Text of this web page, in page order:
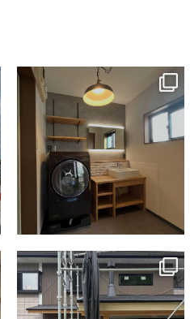
tomohouseinc
7月 13
tomohouseinc
6月 3